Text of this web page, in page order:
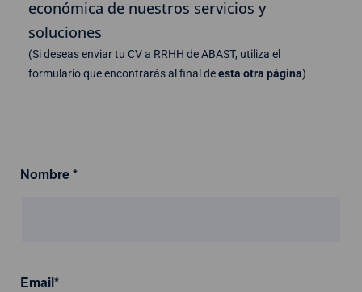
económica de nuestros servicios y
soluciones
(Si deseas enviar tu CV a RRHH de ABAST, utiliza el
formulario que encontrarás al final deesta otra página)
Nombre*
Email*